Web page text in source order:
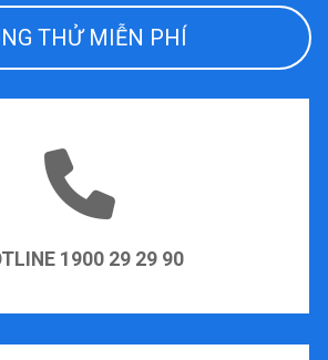
THỬ MIỄN PHÍ
1900 29 29 90